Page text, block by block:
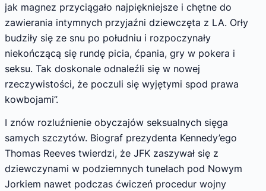
jak magnez przyciągało najpiękniejsze i chętne do
zawierania intymnych przyjaźni dziewczęta z LA. Orły
budziły się ze snu po południu i rozpoczynały
niekończącą się rundę picia, ćpania, gry w pokera i
seksu. Tak doskonale odnaleźli się w nowej
rzeczywistości, że poczuli się wyjętymi spod prawa
kowbojami”.
I znów rozluźnienie obyczajów seksualnych sięga
samych szczytów. Biograf prezydenta Kennedy’ego
Thomas Reeves twierdzi, że JFK zaszywał się z
dziewczynami w podziemnych tunelach pod Nowym
Jorkiem nawet podczas ćwiczeń procedur wojny